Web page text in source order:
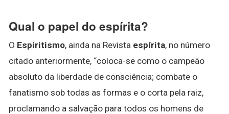
Qual o papel do espírita?
O Espiritismo, ainda na Revista espírita, no número
citado anteriormente, “coloca-se como o campeão
absoluto da liberdade de consciência; combate o
fanatismo sob todas as formas e o corta pela raiz,
proclamando a salvação para todos os homens de